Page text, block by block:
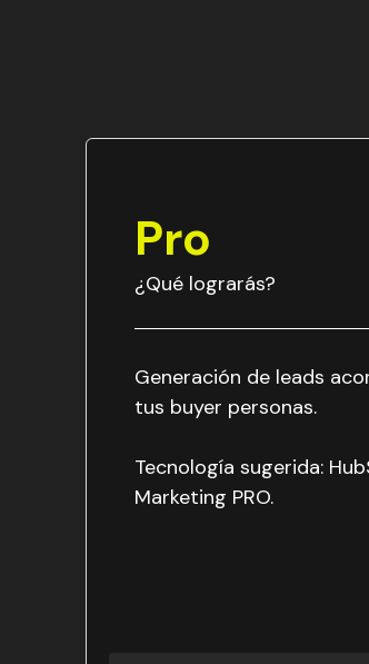
Pro
¿Qué lograrás?
Generación de leads
tus buyer personas.
Tecnología sugerida:
Marketing PRO.